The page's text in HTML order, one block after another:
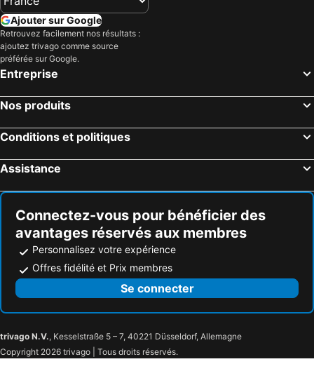
Ajouter sur Google
Retrouvez facilement nos résultats :
ajoutez trivago comme source
préférée sur Google.
Entreprise
Nos produits
Conditions et politiques
Assistance
Connectez-vous pour bénéficier des
avantages réservés aux membres
Personnalisez votre expérience
Offres fidélité et Prix membres
Se connecter
trivago N.V., Kesselstraße 5 – 7, 40221 Düsseldorf, Allemagne
Copyright 2026 trivago | Tous droits réservés.